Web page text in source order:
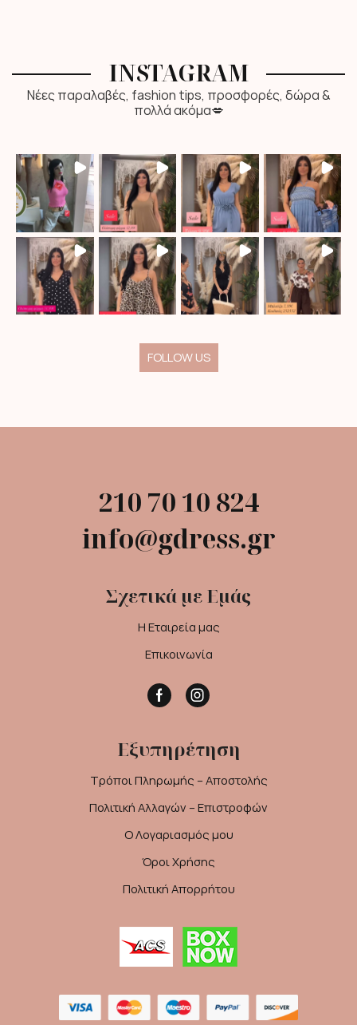
INSTAGRAM
Νέες παραλαβές, fashion tips, προσφορές, δώρα &
πολλά ακόμα💋
FOLLOW US
210 70 10 824
info@gdress.gr
Σχετικά με Εμάς
Η Εταιρεία μας
Επικοινωνία
FacebookInstagram
Εξυπηρέτηση
Τρόποι Πληρωμής – Αποστολής
Πολιτική Αλλαγών – Επιστροφών
Ο Λογαριασμός μου
Όροι Χρήσης
Πολιτική Απορρήτου